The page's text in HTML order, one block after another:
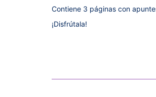
Contiene 3 páginas con
¡Disfrútala!